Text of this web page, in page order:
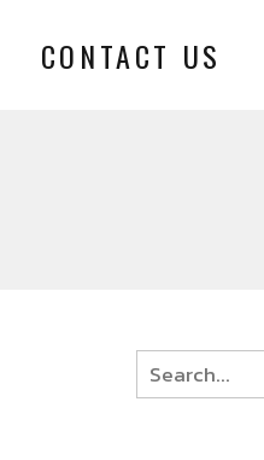
CONTACT US